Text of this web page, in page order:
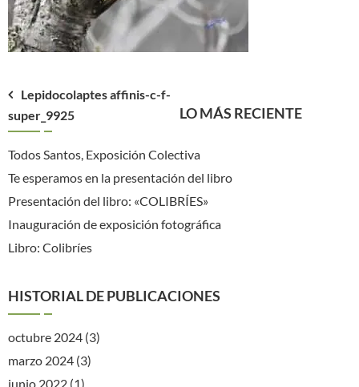
Navegación
de
entradas
Lepidocolaptes affinis-c-f-
super_9925
LO MÁS RECIENTE
Todos Santos, Exposición Colectiva
Te esperamos en la presentación del libro
Presentación del libro: «COLIBRÍES»
Inauguración de exposición fotográfica
Libro: Colibríes
HISTORIAL DE PUBLICACIONES
octubre 2024 (3)
marzo 2024 (3)
junio 2022 (1)